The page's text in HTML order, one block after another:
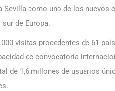
Sevilla como uno de los nuevos
de Europa.
visitas procedentes de 61
de convocatoria
de 1,6 millones de usuarios